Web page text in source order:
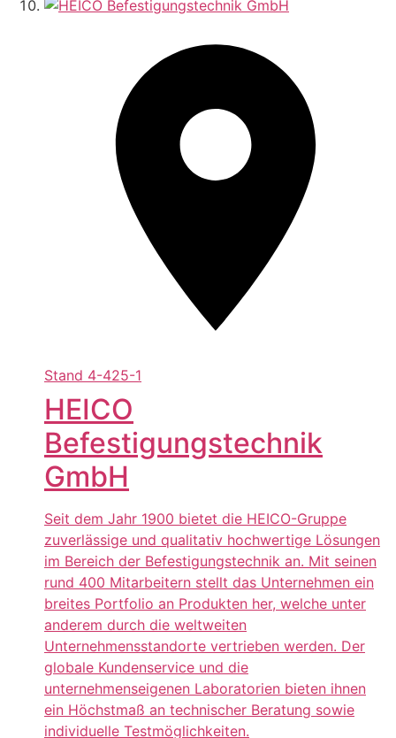
Stand 4-425-1
HEICO
Befestigungstechnik
GmbH
Seit dem Jahr 1900 bietet die HEICO-Gruppe
zuverlässige und qualitativ hochwertige Lösungen
im Bereich der Befestigungstechnik an. Mit seinen
rund 400 Mitarbeitern stellt das Unternehmen ein
breites Portfolio an Produkten her, welche unter
anderem durch die weltweiten
Unternehmensstandorte vertrieben werden. Der
globale Kundenservice und die
unternehmenseigenen Laboratorien bieten ihnen
ein Höchstmaß an technischer Beratung sowie
individuelle Testmöglichkeiten.